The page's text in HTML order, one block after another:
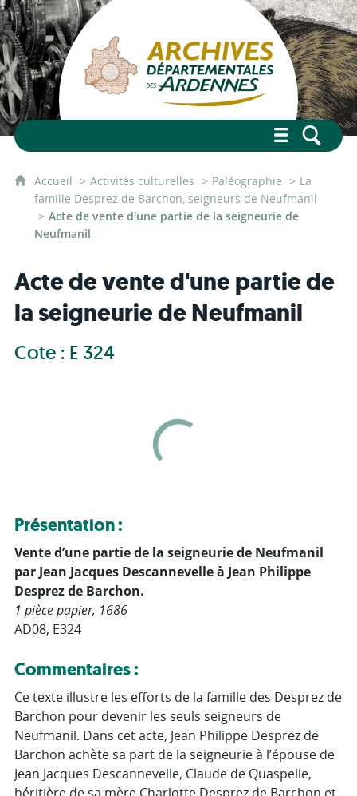
Accueil Activités culturelles Paléographie
La
famille Desprez de Barchon, seigneurs de Neufmanil
Acte de vente d'une partie de la seigneurie de
Neufmanil
Acte de vente d'une partie de
la seigneurie de Neufmanil
Cote : E 324
Présentation :
Vente d’une partie de la seigneurie de Neufmanil
par Jean Jacques Descannevelle à Jean Philippe
Desprez de Barchon.
1 pièce papier, 1686
AD08, E324
Commentaires :
Ce texte illustre les efforts de la famille des Desprez de
Barchon pour devenir les seuls seigneurs de
Neufmanil. Dans cet acte, Jean Philippe Desprez de
Barchon achète sa part de la seigneurie à l’épouse de
Jean Jacques Descannevelle, Claude de Quaspelle,